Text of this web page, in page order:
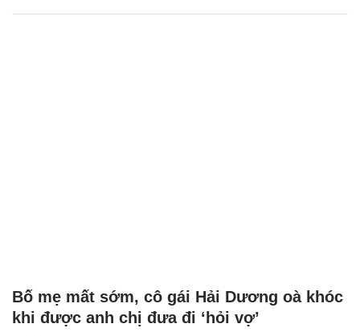
Bố mẹ mất sớm, cô gái Hải Dương oà khóc
khi được anh chị đưa đi ‘hỏi vợ’